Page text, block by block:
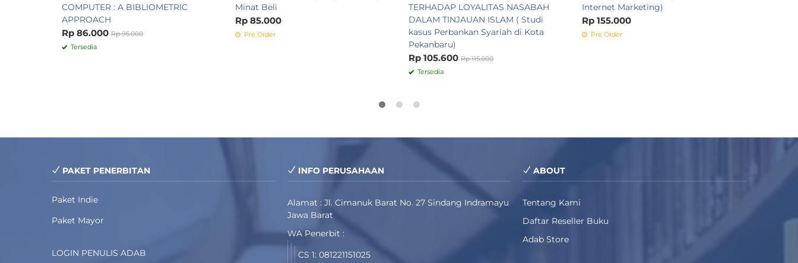
COMPUTER : A BIBLIOMETRIC
APPROACH
Rp 86.000 Rp 95.000
Tersedia
Minat Beli
Rp 85.000
Pre Order
TERHADAP LOYALITAS NASABAH
DALAM TINJAUAN ISLAM ( Studi
kasus Perbankan Syariah di Kota
Pekanbaru)
Rp 105.600 Rp 115.000
Tersedia
Internet Marketing)
Rp 155.000
Pre Order
PAKET PENERBITAN
Paket Indie
Paket Mayor
LOGIN PENULIS ADAB
INFO PERUSAHAAN
Alamat : Jl. Cimanuk Barat No. 27 Sindang Indramayu
Jawa Barat
WA Penerbit :
CS 1: 081221151025
ABOUT
Tentang Kami
Daftar Reseller Buku
Adab Store